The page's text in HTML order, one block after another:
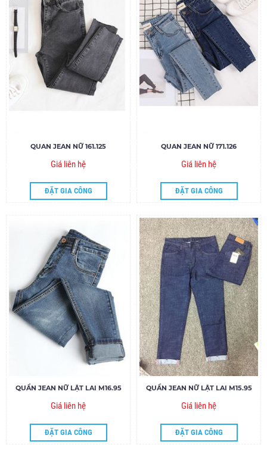
QUAN JEAN NỮ 161.125
Giá liên hệ
ĐẶT GIA CÔNG
QUAN JEAN NỮ 171.126
Giá liên hệ
ĐẶT GIA CÔNG
QUẦN JEAN NỮ LẬT LAI M16.95
Giá liên hệ
ĐẶT GIA CÔNG
QUẦN JEAN NỮ LẬT LAI M15.95
Giá liên hệ
ĐẶT GIA CÔNG